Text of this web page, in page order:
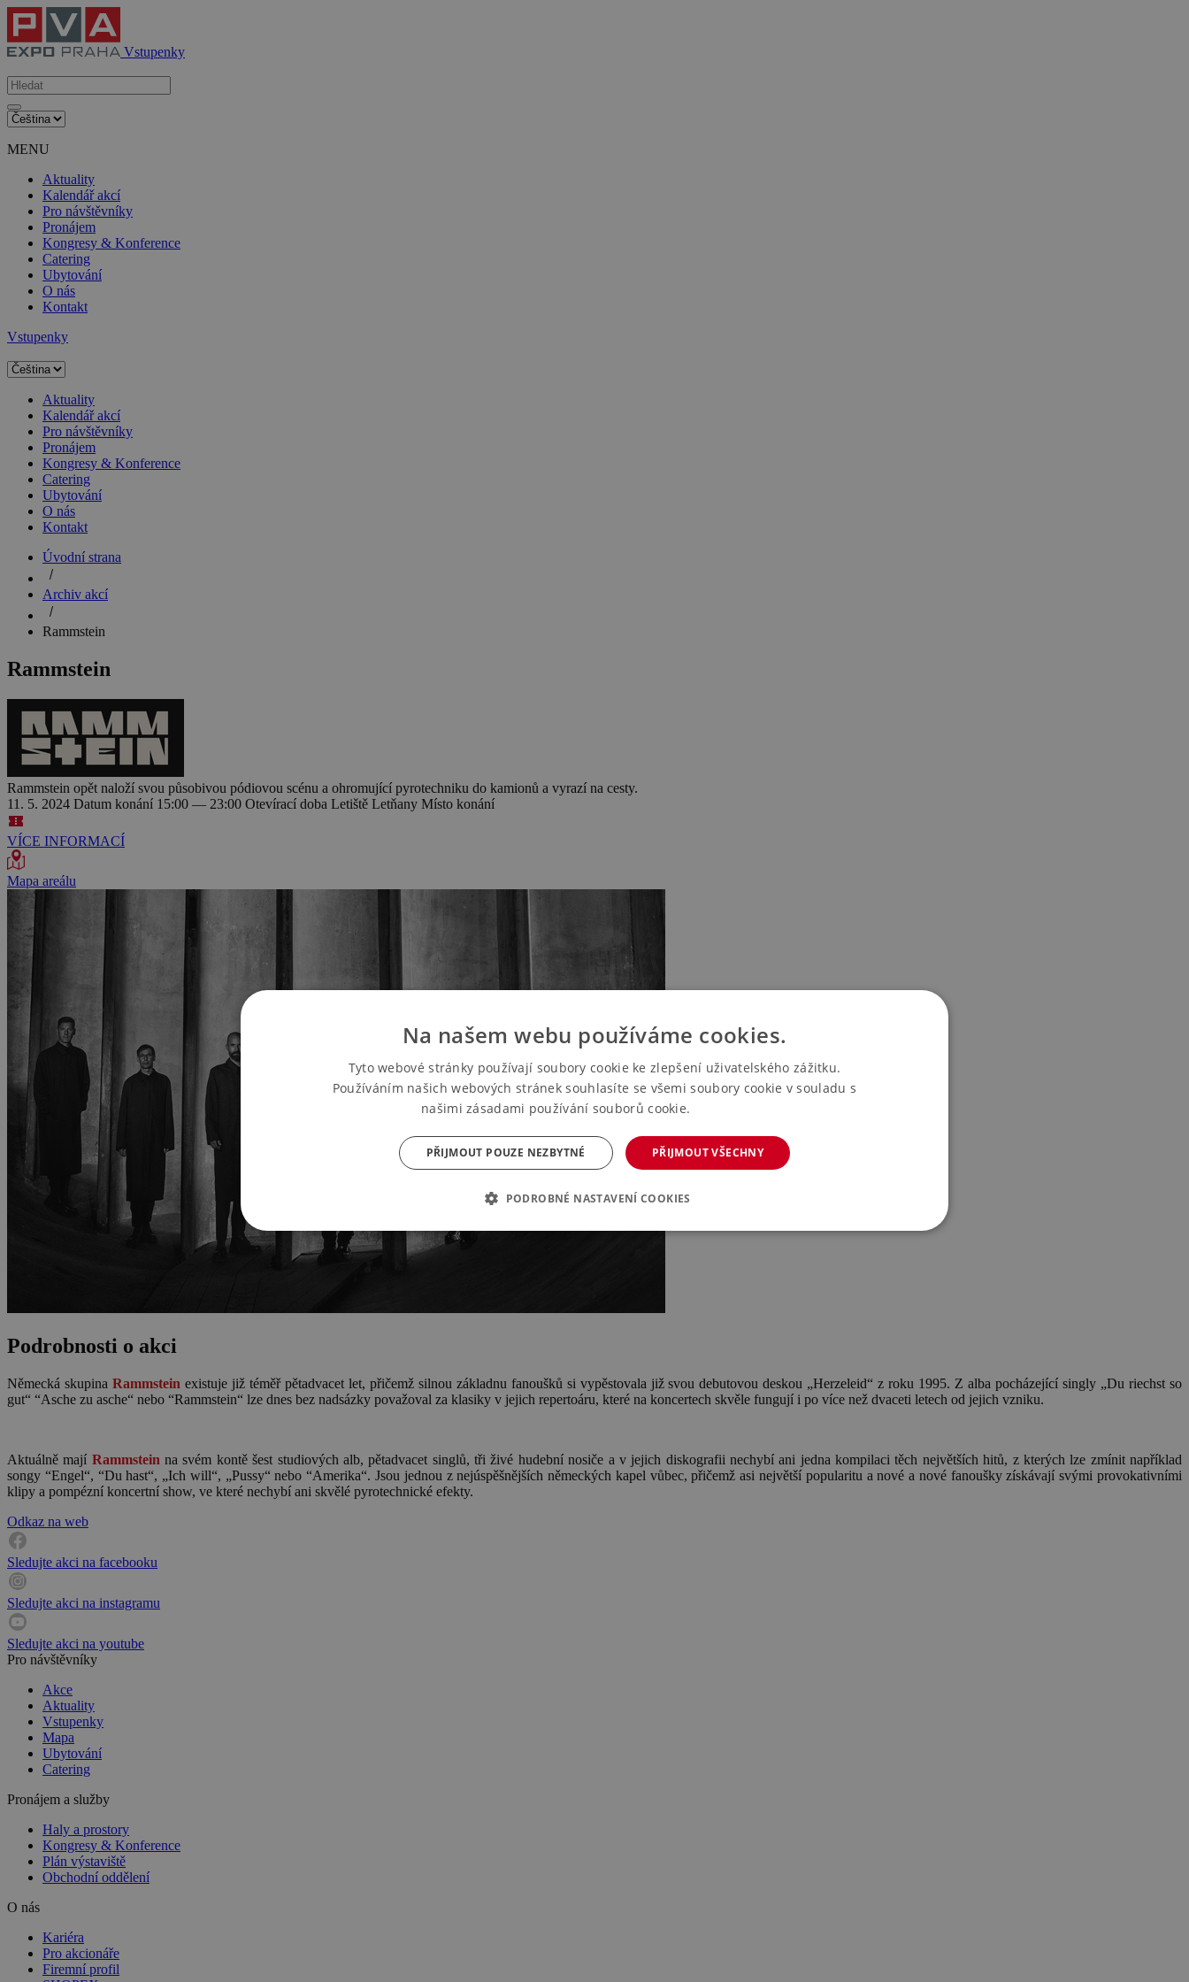
Vstupenky
MENU
Aktuality
Kalendář akcí
Pro návštěvníky
Pronájem
Kongresy & Konference
Catering
Ubytování
O nás
Kontakt
Vstupenky
Aktuality
Kalendář akcí
Pro návštěvníky
Pronájem
Kongresy & Konference
Catering
Ubytování
O nás
Kontakt
Úvodní strana
Archiv akcí
Rammstein
Rammstein
Rammstein opět naloží svou působivou pódiovou scénu a ohromující pyrotechniku do kamionů a vyrazí na cesty.
11. 5. 2024 Datum konání 15:00 — 23:00 Otevírací doba Letiště Letňany Místo konání
VÍCE INFORMACÍ
Mapa areálu
Podrobnosti o akci
Německá skupina Rammstein existuje již téměř pětadvacet let, přičemž silnou základnu fanoušků si vypěstovala již svou debutovou deskou „Herzeleid“ z roku 1995. Z alba pocházející singly „Du riechst so
gut“ “Asche zu asche“ nebo “Rammstein“ lze dnes bez nadsázky považoval za klasiky v jejich repertoáru, které na koncertech skvěle fungují i po více než dvaceti letech od jejich vzniku.
Aktuálně mají Rammstein na svém kontě šest studiových alb, pětadvacet singlů, tři živé hudební nosiče a v jejich diskografii nechybí ani jedna kompilaci těch největších hitů, z kterých lze zmínit například
songy “Engel“, “Du hast“, „Ich will“, „Pussy“ nebo “Amerika“. Jsou jednou z nejúspěšnějších německých kapel vůbec, přičemž asi největší popularitu a nové a nové fanoušky získávají svými provokativními
klipy a pompézní koncertní show, ve které nechybí ani skvělé pyrotechnické efekty.
Odkaz na web
Sledujte akci na facebooku
Sledujte akci na instagramu
Sledujte akci na youtube
Pro návštěvníky
Akce
Aktuality
Vstupenky
Mapa
Ubytování
Catering
Pronájem a služby
Haly a prostory
Kongresy & Konference
Plán výstaviště
Obchodní oddělení
O nás
Kariéra
Pro akcionáře
Firemní profil
Na našem webu používáme cookies.
Tyto webové stránky používají soubory cookie ke zlepšení uživatelského zážitku.
Používáním našich webových stránek souhlasíte se všemi soubory cookie v souladu s
našimi zásadami používání souborů cookie.
PŘIJMOUT VŠECHNY
PŘIJMOUT POUZE NEZBYTNÉ
PODROBNÉ NASTAVENÍ COOKIES